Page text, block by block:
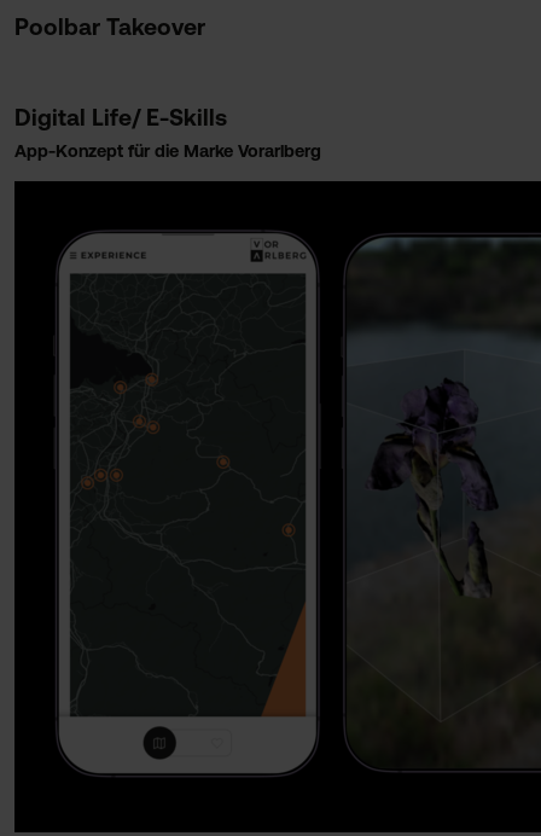
Poolbar Takeover
Digital Life/ E-Skills
App-Konzept für die Marke Vorarlberg